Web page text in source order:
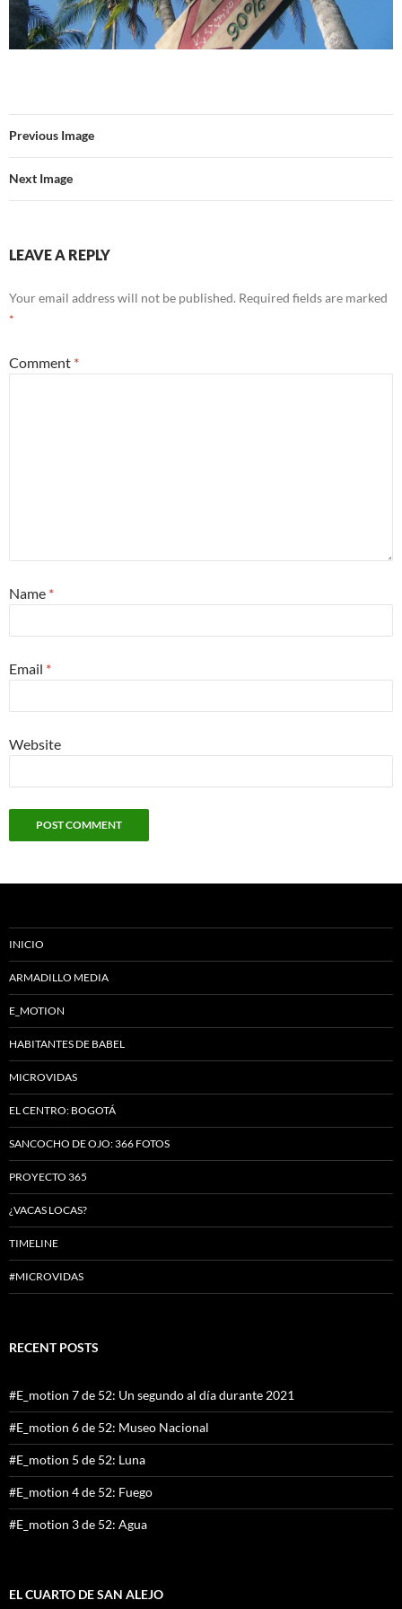
Previous Image
Next Image
LEAVE A REPLY
Your email address will not be published. Required fields are marked
*
Comment *
Name *
Email *
Website
INICIO
ARMADILLO MEDIA
E_MOTION
HABITANTES DE BABEL
MICROVIDAS
EL CENTRO: BOGOTÁ
SANCOCHO DE OJO: 366 FOTOS
PROYECTO 365
¿VACAS LOCAS?
TIMELINE
#MICROVIDAS
RECENT POSTS
#E_motion 7 de 52: Un segundo al día durante 2021
#E_motion 6 de 52: Museo Nacional
#E_motion 5 de 52: Luna
#E_motion 4 de 52: Fuego
#E_motion 3 de 52: Agua
EL CUARTO DE SAN ALEJO